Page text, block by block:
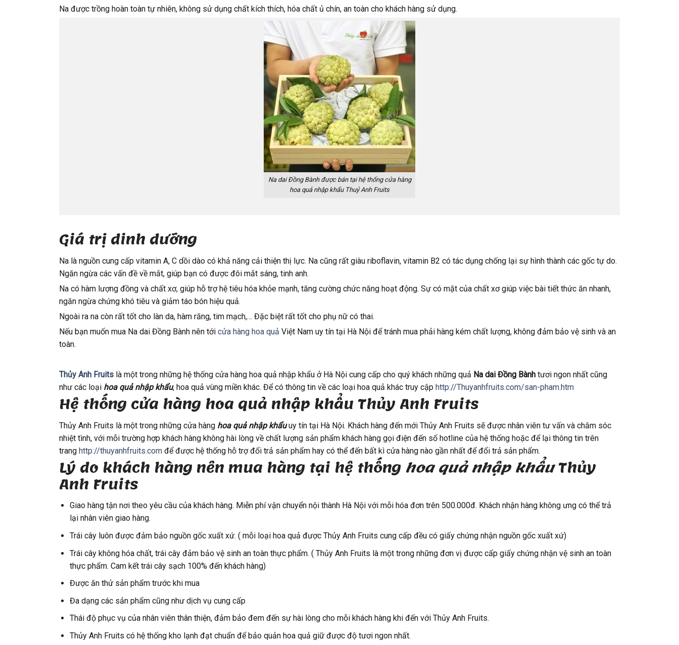
Na được trồng hoàn toàn tự nhiên, không sử dụng chất kích thích, hóa chất ủ chín, an toàn cho khách hàng sử dụng.
Na dai Đồng Bành được bán tại hệ thống cửa hàng
hoa quả nhập khẩu Thuỷ Anh Fruits
Giá trị dinh dưỡng
Na là nguồn cung cấp vitamin A, C dồi dào có khả năng cải thiện thị lực. Na cũng rất giàu riboflavin, vitamin B2 có tác dụng chống lại sự hình thành các gốc tự do.
Ngăn ngừa các vấn đề về mắt, giúp bạn có được đôi mắt sáng, tinh anh.
Na có hàm lượng đồng và chất xơ, giúp hỗ trợ hệ tiêu hóa khỏe mạnh, tăng cường chức năng hoạt động. Sự có mặt của chất xơ giúp việc bài tiết thức ăn nhanh,
ngăn ngừa chứng khó tiêu và giảm táo bón hiệu quả.
Ngoài ra na còn rất tốt cho làn da, hàm răng, tim mạch,… Đặc biệt rất tốt cho phụ nữ có thai.
Nếu bạn muốn mua Na dai Đồng Bành nên tới cửa hàng hoa quả Việt Nam uy tín tại Hà Nội để tránh mua phải hàng kém chất lượng, không đảm bảo vệ sinh và an
toàn.
Thủy Anh Fruits là một trong những hệ thống cửa hàng hoa quả nhập khẩu ở Hà Nội cung cấp cho quý khách những quả Na dai Đồng Bành tươi ngon nhất cũng
như các loại hoa quả nhập khẩu, hoa quả vùng miền khác. Để có thông tin về các loại hoa quả khác truy cập http://Thuyanhfruits.com/san-pham.htm
Hệ thống cửa hàng hoa quả nhập khẩu Thủy Anh Fruits
Thủy Anh Fruits là một trong những cửa hàng hoa quả nhập khẩuuy tín tại Hà Nội. Khách hàng đến mới Thủy Anh Fruits sẽ được nhân viên tư vấn và chăm sóc
nhiệt tình, với mỗi trường hợp khách hàng không hài lòng về chất lượng sản phẩm khách hàng gọi điện đến số hotline của hệ thống hoặc để lại thông tin trên
trang http://thuyanhfruits.com để được hệ thống hỗ trợ đổi trả sản phẩm hay có thể đến bất kì cửa hàng nào gần nhất để đổi trả sản phẩm.
Lý do khách hàng nên mua hàng tại hệ thống hoa quả nhập khẩuThủy
Anh Fruits
Giao hàng tận nơi theo yêu cầu của khách hàng. Miễn phí vận chuyển nội thành Hà Nội với mỗi hóa đơn trên 500.000đ. Khách nhận hàng không ưng có thể trả
lại nhân viên giao hàng.
Trái cây luôn được đảm bảo nguồn gốc xuất xứ. ( mỗi loại hoa quả được Thủy Anh Fruits cung cấp đều có giấy chứng nhận nguồn gốc xuất xứ)
Trái cây không hóa chất, trái cây đảm bảo vệ sinh an toàn thực phẩm. ( Thủy Anh Fruits là một trong những đơn vị được cấp giấy chứng nhận vệ sinh an toàn
thực phẩm. Cam kết trái cây sạch 100% đến khách hàng)
Được ăn thử sản phẩm trước khi mua
Đa dạng các sản phẩm cũng như dịch vụ cung cấp
Thái độ phục vụ của nhân viên thân thiện, đảm bảo đem đến sự hài lòng cho mỗi khách hàng khi đến với Thủy Anh Fruits.
Thủy Anh Fruits có hệ thống kho lạnh đạt chuẩn để bảo quản hoa quả giữ được độ tươi ngon nhất.